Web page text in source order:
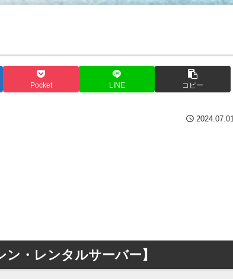
Pocket LINE コピー
2024.07.01
・レンタルサーバー】